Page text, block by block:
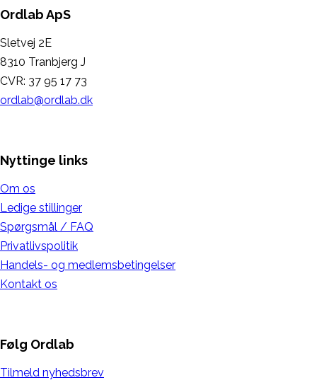
Ordlab ApS
Sletvej 2E
8310 Tranbjerg J
CVR: 37 95 17 73
ordlab@ordlab.dk
Nyttinge links
Om os
Ledige stillinger
Spørgsmål / FAQ
Privatlivspolitik
Handels- og medlemsbetingelser
Kontakt os
Følg Ordlab
Tilmeld nyhedsbrev